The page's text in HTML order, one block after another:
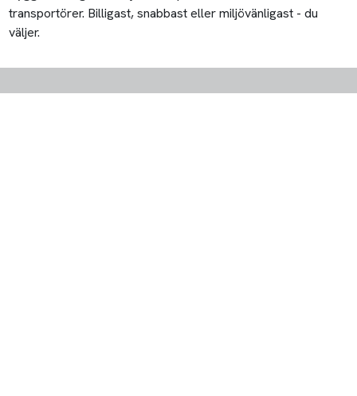
transportörer. Billigast, snabbast eller miljövänligast - du
väljer.